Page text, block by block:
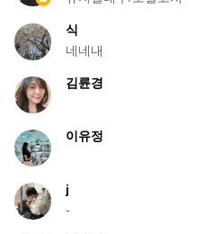
식
네네내
김륜경
이유정
j
-